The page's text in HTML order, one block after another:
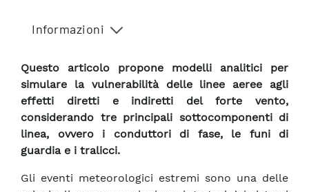
Informazioni
Questo articolo propone modelli analitici per
simulare la vulnerabilità delle linee aeree agli
effetti diretti e indiretti del forte vento,
considerando tre principali sottocomponenti di
linea, ovvero i conduttori di fase, le funi di
guardia e i tralicci.
Gli eventi meteorologici estremi sono una delle